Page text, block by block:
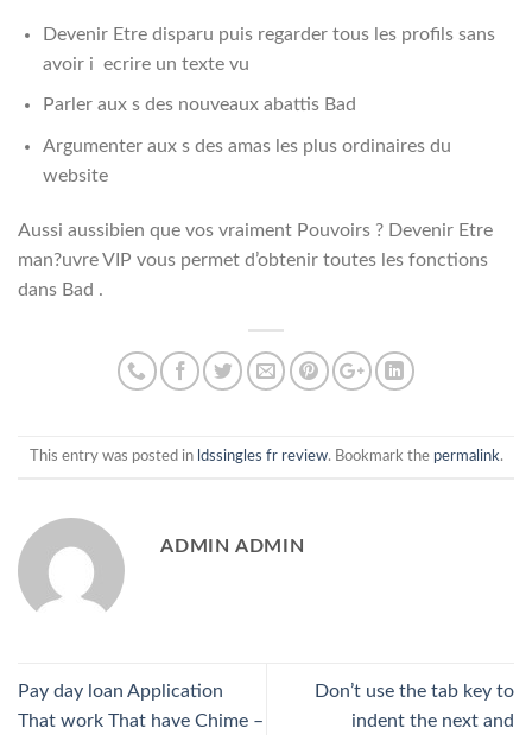
Devenir Etre disparu puis regarder tous les profils sans
avoir i ecrire un texte vu
Parler aux s des nouveaux abattis Bad
Argumenter aux s des amas les plus ordinaires du
website
Aussi aussibien que vos vraiment Pouvoirs ? Devenir Etre
man?uvre VIP vous permet d’obtenir toutes les fonctions
dans Bad .
This entry was posted in ldssingles fr review. Bookmark the permalink.
ADMIN ADMIN
Pay day loan Application
That work That have Chime –
Don’t use the tab key to
indent the next and